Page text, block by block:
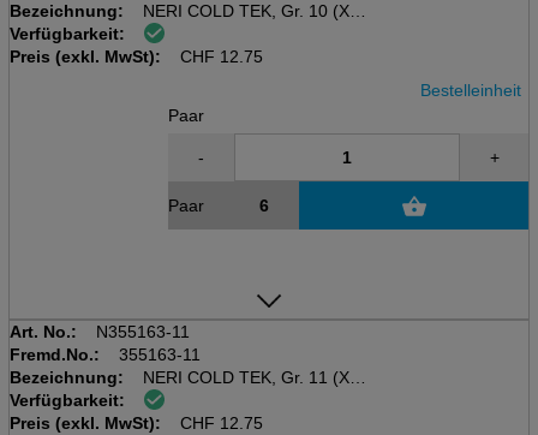
Bezeichnung:
NERI COLD TEK, Gr. 10 (XL)
Kälteschutzhandschuhe, rot/
schwarz, Acryl/Polyester/Latex
Verfügbarkeit:
Preis (exkl. MwSt):
CHF 12.75
Bestelleinheit
Paar
- +
Paar
Art. No.:
N355163-11
Fremd.No.:
355163-11
Bezeichnung:
NERI COLD TEK, Gr. 11 (XXL)
Kälteschutzhandschuhe, rot/
schwarz, Acryl/Polyester/Latex
Verfügbarkeit:
Preis (exkl. MwSt):
CHF 12.75